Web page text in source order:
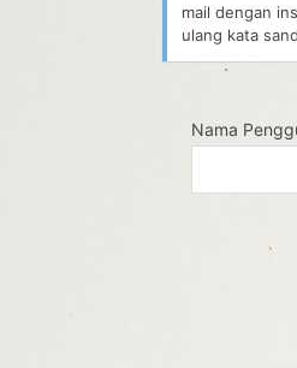
mail dengan
ulang kata
Nama